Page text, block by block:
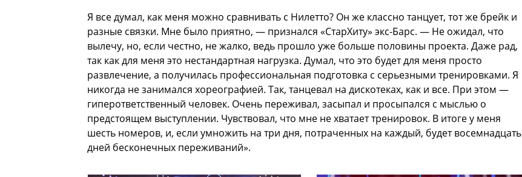
Я все думал, как меня можно сравнивать с Нилетто? Он же классно танцует, тот же брейк и
разные связки. Мне было приятно, — признался «СтарХиту» экс-Барс. — Не ожидал, что
вылечу, но, если честно, не жалко, ведь прошло уже больше половины проекта. Даже рад,
так как для меня это нестандартная нагрузка. Думал, что это будет для меня просто
развлечение, а получилась профессиональная подготовка с серьезными тренировками. Я
никогда не занимался хореографией. Так, танцевал на дискотеках, как и все. При этом —
гиперответственный человек. Очень переживал, засыпал и просыпался с мыслью о
предстоящем выступлении. Чувствовал, что мне не хватает тренировок. В итоге у меня
шесть номеров, и, если умножить на три дня, потраченных на каждый, будет восемнадцать
дней бесконечных переживаний».